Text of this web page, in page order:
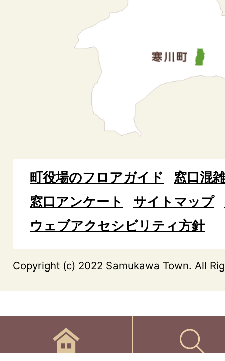
町役場のフロアガイド
窓口混
窓口アンケート
サイトマップ
ウェブアクセシビリティ方針
Copyright (c) 2022 Samukawa Town. All